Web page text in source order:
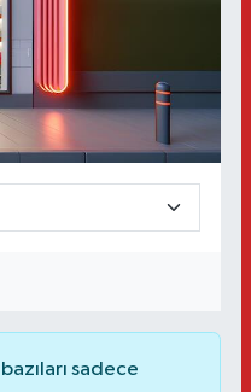
sadece